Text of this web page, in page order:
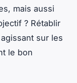
mais aussi
? Rétablir
sur les
le bon